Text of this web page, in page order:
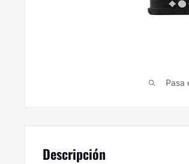
Pasa
Descripción